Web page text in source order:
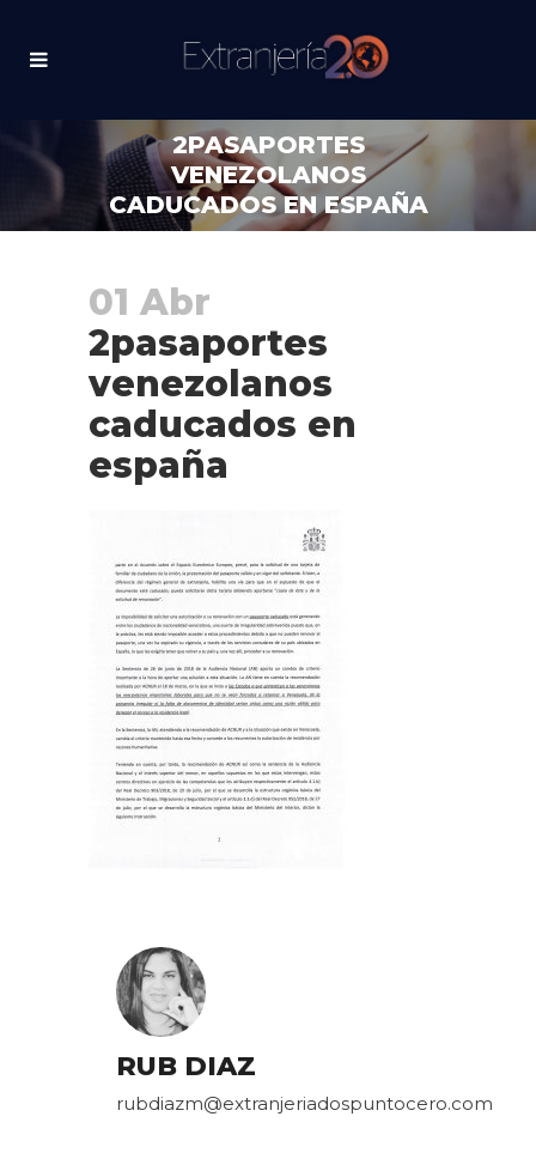
2PASAPORTES
VENEZOLANOS
CADUCADOS EN ESPAÑA
01 Abr
2pasaportes
venezolanos
caducados en
españa
RUB DIAZ
rubdiazm@extranjeriadospuntocero.com